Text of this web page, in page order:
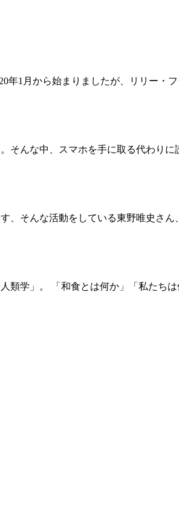
1月から始まりましたが、リリー・
そんな中、スマホを手に取る代わり
、そんな活動をしている東野唯史さ
学」。 「和食とは何か」「私たち